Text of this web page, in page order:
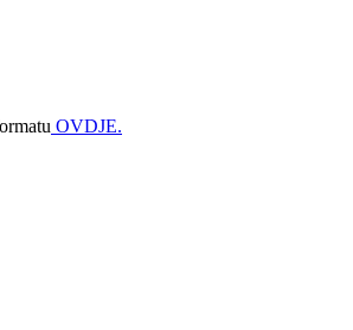
OVDJE.